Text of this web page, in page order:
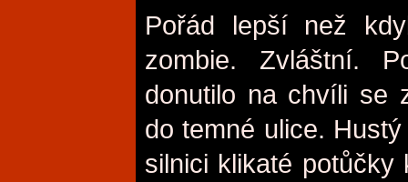
Pořád lepší než
zombie. Zvláštní.
donutilo na chvíli se
do temné ulice.
silnici klikaté